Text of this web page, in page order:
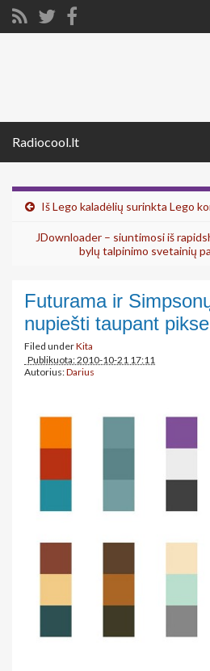
Radiocool.lt
Iš Lego kaladėlių surinkta Lego
JDownloader – siuntimosi iš
bylų talpinimo svetainių
Futurama ir
nupiešti taupant
Filed underKita
Publikuota: 2010-10-21 17:11
Autorius:Darius